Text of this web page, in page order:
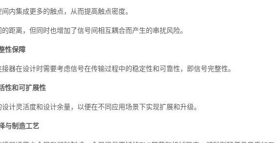
集成更多的触点，从而提高触点密度。
离，但同时也增加了信号间相互耦合而产生的串扰风险。
保障
在设计时需要考虑信号在传输过程中的稳定性和可靠性，即信号完整性。
性和可扩展性
灵活度和设计余量，以便在不同应用场景下实现扩展和升级。
与制造工艺